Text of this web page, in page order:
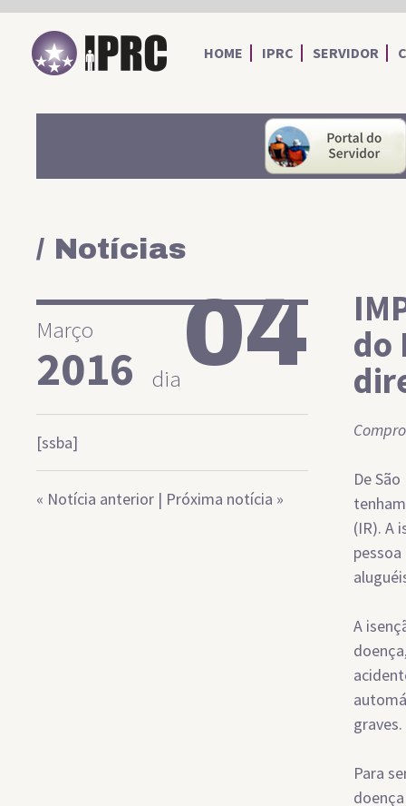
IPRC
HOME IPRC SERVIDOR
/ Notícias
Março
2016 dia04
[ssba]
« Notícia anterior | Próxima notícia »
do
De
(IR). A
A
graves.
Para